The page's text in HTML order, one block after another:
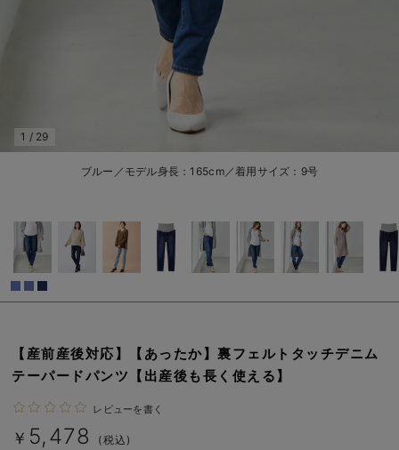
快適機能ウェア特集 パジャマ
erbaviva（エルバビーバ）
ハレの日に着るANGELIEBEのセレモニー
買って正解！高評価レビューアイテム
親子コーデ｜ママとベビーにおすすめ！
便利な育児家電
ブルー／モデル身長：165cm／着用サイズ：9号
1 / 29
【産前産後対応】【あったか】裏フェルトタッチデニム
テーパードパンツ【出産後も長く使える】
レビューを書く
￥ 5,478 (税込)
11号/在庫なし
11号/在庫なし
ブルー
カートに入れる
9号/在庫なし
9号/在庫なし
売り切れ
11号/在庫なし